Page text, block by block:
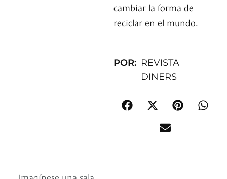
cambiar la forma de
reciclar en el mundo.
POR: REVISTA
DINERS